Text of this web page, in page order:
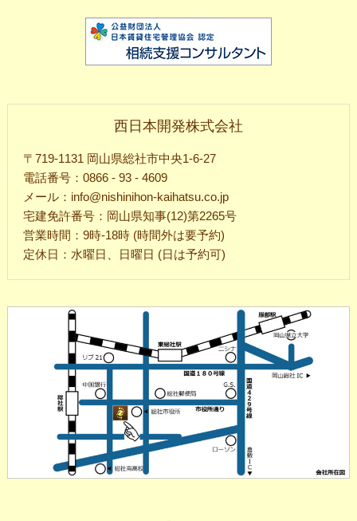
西日本開発株式会社
〒719-1131 岡山県総社市中央1-6-27
電話番号：0866 - 93 - 4609
メール：info@nishinihon-kaihatsu.co.jp
宅建免許番号：岡山県知事(12)第2265号
営業時間：9時-18時 (時間外は要予約)
定休日：水曜日、日曜日 (日は予約可)